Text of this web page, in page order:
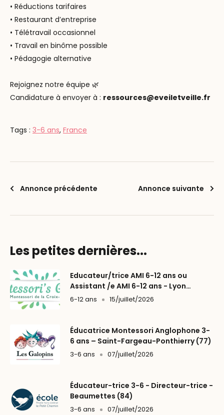
• Réductions tarifaires
• Restaurant d’entreprise
• Télétravail occasionnel
• Travail en binôme possible
• Pédagogie alternative
Rejoignez notre équipe 🌿
Candidature à envoyer à : ressources@eveiletveille.fr
Tags : 3-6 ans, France
Annonce précédente Annonce suivante
Les petites dernières...
Educateur/trice AMI 6-12 ans ou
Assistant /e AMI 6-12 ans - Lyon
(69004)
6-12 ans 15/juillet/2026
Éducatrice Montessori Anglophone 3-
6 ans – Saint-Fargeau-Ponthierry (77)
3-6 ans 07/juillet/2026
Éducateur-trice 3-6 - Directeur-trice -
Beaumettes (84)
3-6 ans 07/juillet/2026